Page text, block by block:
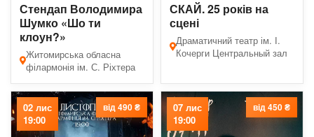
Стендап Володимира
Шумко «Шо ти
клоун?»
Житомирська обласна
філармонія ім. С. Ріхтера
СКАЙ. 25 років на
сцені
Драматичний театр ім. І.
Кочерги Центральный зал
02 лис
19:00
від 490 ₴
07 лис
19:00
від 450 ₴